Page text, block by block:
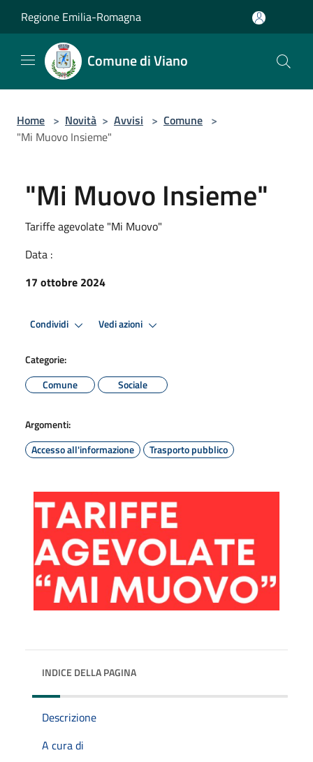
Regione Emilia-Romagna
Comune di Viano
Home > Novità > Avvisi > Comune >
"Mi Muovo Insieme"
"Mi Muovo Insieme"
Tariffe agevolate "Mi Muovo"
Data :
17 ottobre 2024
Condividi Vedi azioni
Categorie:
Comune
Sociale
Argomenti:
Accesso all'informazione
Trasporto pubblico
INDICE DELLA PAGINA
Descrizione
A cura di